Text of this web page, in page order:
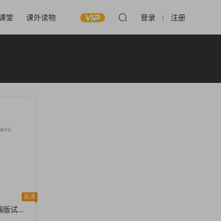
堂 课外读物 登录 注册
高清
版试题